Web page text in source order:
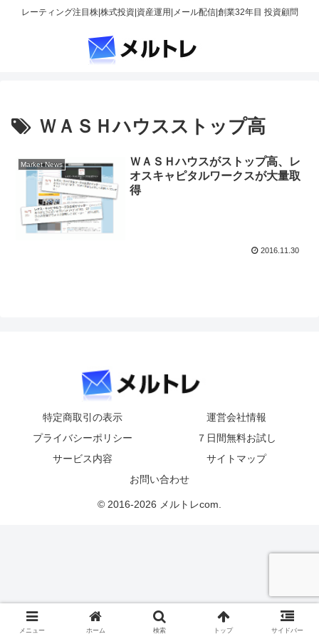
レーティング注目株|株式投資|資産運用|メール配信|創業32年目 投資顧問
ＷＡＳＨハウスストップ高
Market News
ＷＡＳＨハウスがストップ高、レ
オスキャピタルワークスが大量取
得
2016.11.30
特定商取引の表示
運営会社情報
プライバシーポリシー
７日間無料お試し
サービス内容
サイトマップ
お問い合わせ
© 2016-2026 メルトレcom.
メニュー ホーム 検索 トップ サイドバー